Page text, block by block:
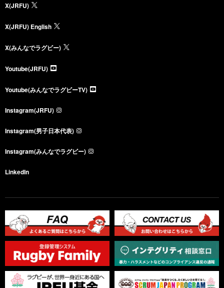
X(JRFU)
X(JRFU) English
X(みんなでラグビー)
Youtube(JRFU)
Youtube(みんなでラグビーTV)
Instagram(JRFU)
Instagram(男子日本代表)
Instagram(みんなでラグビー)
LinkedIn